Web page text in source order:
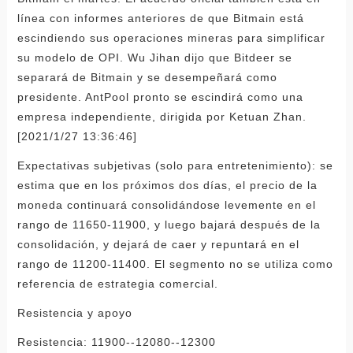
línea con informes anteriores de que Bitmain está
escindiendo sus operaciones mineras para simplificar
su modelo de OPI. Wu Jihan dijo que Bitdeer se
separará de Bitmain y se desempeñará como
presidente. AntPool pronto se escindirá como una
empresa independiente, dirigida por Ketuan Zhan.
[2021/1/27 13:36:46]
Expectativas subjetivas (solo para entretenimiento): se
estima que en los próximos dos días, el precio de la
moneda continuará consolidándose levemente en el
rango de 11650-11900, y luego bajará después de la
consolidación, y dejará de caer y repuntará en el
rango de 11200-11400. El segmento no se utiliza como
referencia de estrategia comercial.
Resistencia y apoyo
Resistencia: 11900--12080--12300